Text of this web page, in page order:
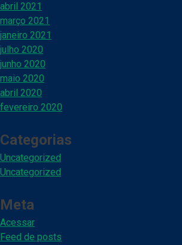
abril 2021
março 2021
janeiro 2021
julho 2020
junho 2020
maio 2020
abril 2020
fevereiro 2020
Categorias
Uncategorized
Uncategorized
Meta
Acessar
Feed de posts